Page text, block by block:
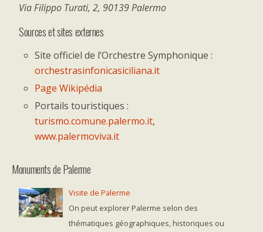
Via Filippo Turati, 2, 90139 Palermo
Sources et sites externes
Site officiel de l’Orchestre Symphonique :
orchestrasinfonicasiciliana.it
Page Wikipédia
Portails touristiques :
turismo.comune.palermo.it,
www.palermoviva.it
Monuments de Palerme
Visite de Palerme
On peut explorer Palerme selon des
thématiques géographiques, historiques ou